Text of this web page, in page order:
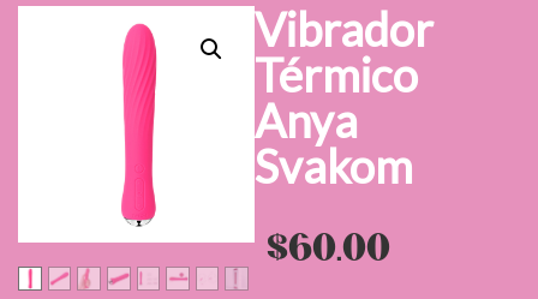
Vibrador
Térmico
Anya
Svakom
$60.00